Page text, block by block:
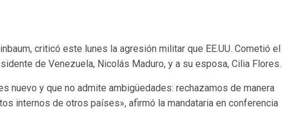
criticó este lunes la agresión militar que EE.UU. Cometió el
de Venezuela, Nicolás Maduro, y a su esposa, Cilia Flores.
nuevo y que no admite ambigüedades: rechazamos de manera
internos de otros países», afirmó la mandataria en conferencia